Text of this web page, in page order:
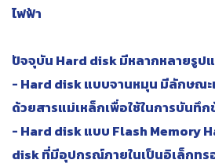
ไฟฟ้า
ปัจจุบัน Hard disk มีหลากหลายรูป
- Hard disk แบบจานหมุน มีลักษณะ
ด้วยสารแม่เหล็กเพื่อใช้ในการบันทึ
- Hard disk แบบ Flash Memory
disk ที่มีอุปกรณ์ภายในเป็นอิเล็กท